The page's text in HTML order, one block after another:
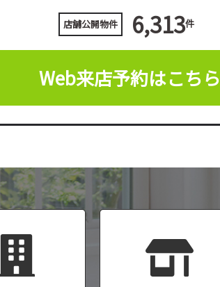
店舗公開物件 6,313件
Web来店予約はこちら